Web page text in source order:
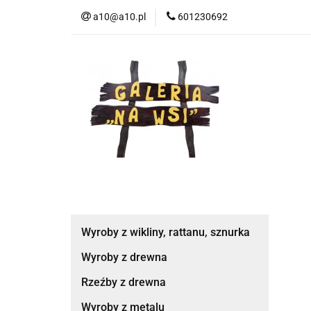
a10@a10.pl 601230692
Wyroby z wikliny, rattanu, sznurka
Wyroby z drewna
Rzeźby z drewna
Wyroby z metalu